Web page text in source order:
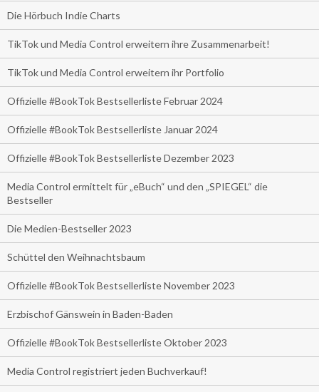
Die Hörbuch Indie Charts
TikTok und Media Control erweitern ihre Zusammenarbeit!
TikTok und Media Control erweitern ihr Portfolio
Offizielle #BookTok Bestsellerliste Februar 2024
Offizielle #BookTok Bestsellerliste Januar 2024
Offizielle #BookTok Bestsellerliste Dezember 2023
Media Control ermittelt für „eBuch“ und den „SPIEGEL“ die
Bestseller
Die Medien-Bestseller 2023
Schüttel den Weihnachtsbaum
Offizielle #BookTok Bestsellerliste November 2023
Erzbischof Gänswein in Baden-Baden
Offizielle #BookTok Bestsellerliste Oktober 2023
Media Control registriert jeden Buchverkauf!